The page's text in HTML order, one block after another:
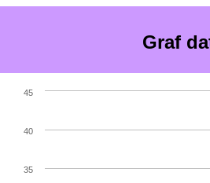
Graf
35
40
45